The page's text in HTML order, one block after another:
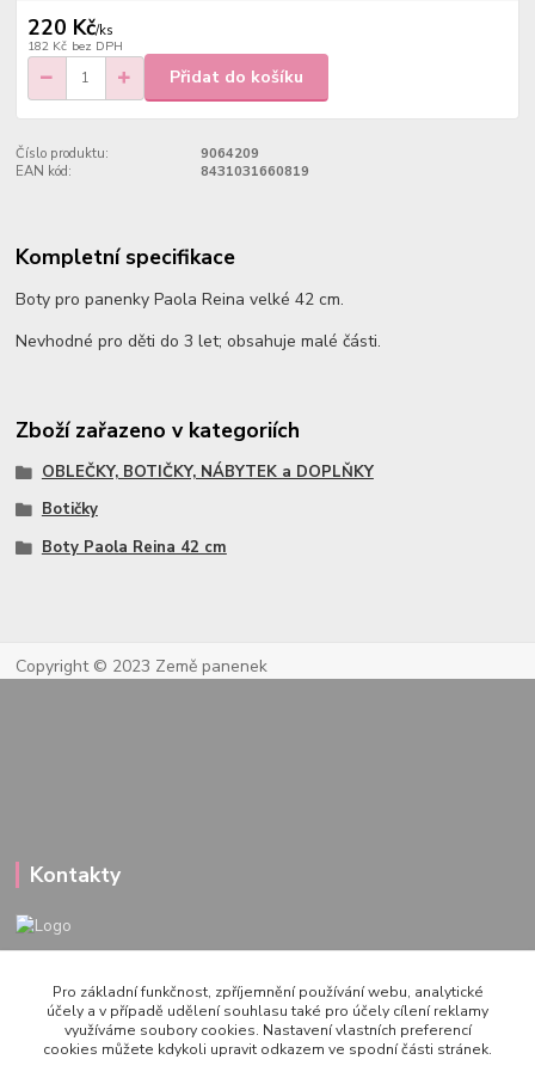
220 Kč/ks
182 Kč bez DPH
Přidat do košíku
Číslo produktu:
9064209
EAN kód:
8431031660819
Kompletní specifikace
Boty pro panenky Paola Reina velké 42 cm.
Nevhodné pro děti do 3 let; obsahuje malé části.
Zboží zařazeno v kategoriích
OBLEČKY, BOTIČKY, NÁBYTEK a DOPLŇKY
Botičky
Boty Paola Reina 42 cm
Copyright © 2023 Země panenek
Kontakty
PO-PÁ 10-20h., SO+NE 14-20h.
zemepanenek@gmail.com
Pro základní funkčnost, zpříjemnění používání webu, analytické
účely a v případě udělení souhlasu také pro účely cílení reklamy
využíváme soubory cookies. Nastavení vlastních preferencí
cookies můžete kdykoli upravit odkazem ve spodní části stránek.